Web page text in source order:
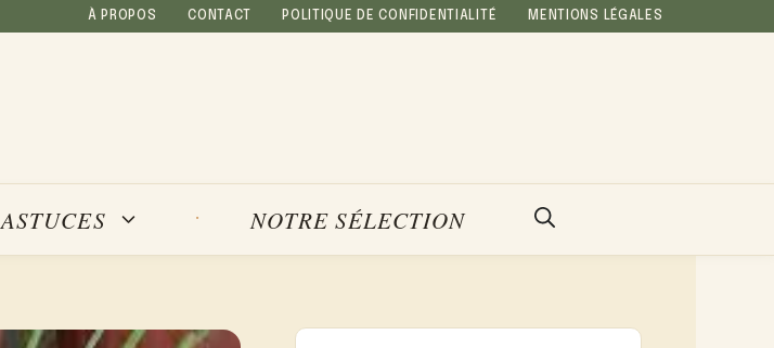
À PROPOS CONTACT POLITIQUE DE CONFIDENTIALITÉ MENTIONS LÉGALES
ASTUCES NOTRE SÉLECTION